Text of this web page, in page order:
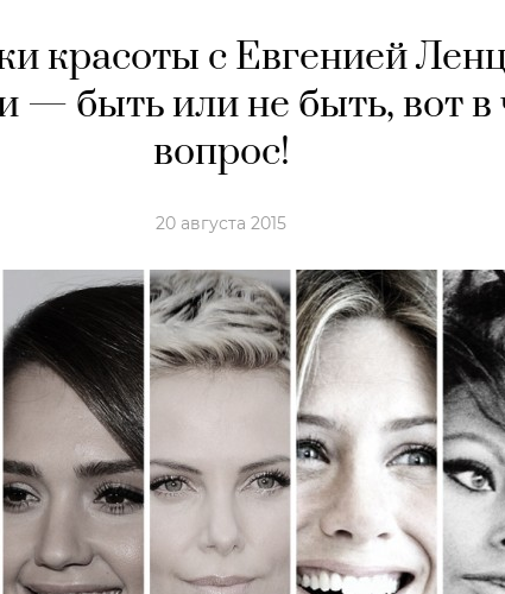
красоты с Евгенией
— быть или не быть, вот в
вопрос!
20 августа 2015